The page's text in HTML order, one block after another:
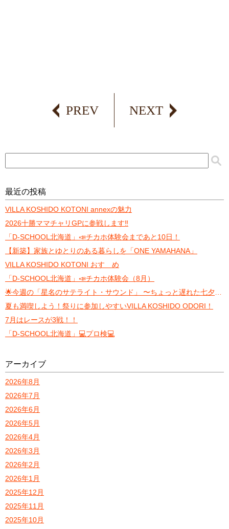
PREV NEXT
最近の投稿
VILLA KOSHIDO KOTONI annexの魅力
2026十勝ママチャリGPに参戦します‼️
「D-SCHOOL北海道」📣チカホ体験会まであと10日！
【新築】家族とゆとりのある暮らしを「ONE YAMAHANA」
VILLA KOSHIDO KOTONI おすゝめ
「D-SCHOOL北海道」📣チカホ体験会（8月）
夏も満喫しよう！祭りに参加しやすいVILLA KOSHIDO ODORI！
7月はレースが3戦！！
「D-SCHOOL北海道」💻プロ検💻
アーカイブ
2026年8月
2026年7月
2026年6月
2026年5月
2026年4月
2026年3月
2026年2月
2026年1月
2025年12月
2025年11月
2025年10月